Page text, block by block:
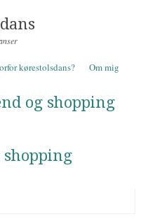
kørestolsdans? Om mig
og shopping